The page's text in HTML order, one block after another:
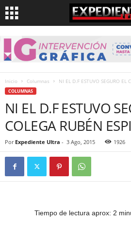
Inicio Columnas NI EL D.F ESTUVO SEGURO EL
COLUMNAS
NI EL D.F ESTUVO
COLEGA RUBÉN
Por Expediente Ultra - 3 Ago, 2015 1926
Tiempo de lectura aprox: 2